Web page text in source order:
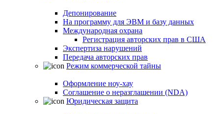
Депонирование
На программу для ЭВМ и базу данных
Международная охрана
Регистрация авторских прав в США
Экспертиза нарушений
Передача авторских прав
Режим коммерческой тайны
Оформление ноу-хау
Соглашение о неразглашении (NDA)
Юридическая защита